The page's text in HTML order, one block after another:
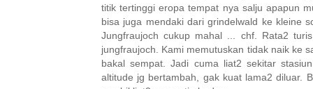
titik tertinggi eropa tempat nya salju apapun
bisa juga mendaki dari grindelwald ke kleine
Jungfraujoch cukup mahal ... chf. Rata2
jungfraujoch. Kami memutuskan tidak naik ke
bakal sempat. Jadi cuma liat2 sekitar
altitude jg bertambah, gak kuat lama2 diluar.